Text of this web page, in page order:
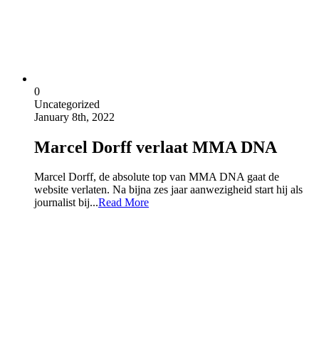
0
Uncategorized
January 8th, 2022
Marcel Dorff verlaat MMA DNA
Marcel Dorff, de absolute top van MMA DNA gaat de
website verlaten. Na bijna zes jaar aanwezigheid start hij als
journalist bij...Read More